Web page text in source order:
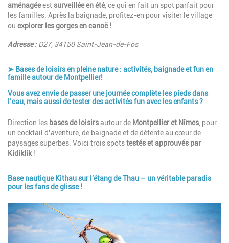
aménagéeestsurveillée en été, ce qui en fait un spot parfait pour
les familles. Après la baignade, profitez-en pour visiter le village
ou explorer les gorges en canoë !
Adresse :D27, 34150 Saint-Jean-de-Fos
➤ Bases de loisirs en pleine nature : activités, baignade et fun en
famille autour de Montpellier!
Vous avez envie de passer une journée complète les pieds dans
l’eau, mais aussi de tester des activités fun avec les enfants ?
Description
Direction les bases de loisirsautour de Montpellier et Nîmes , pour
un cocktail d’aventure, de baignade et de détente au cœur de
paysages superbes. Voici trois spotstestés et approuvés par
Kidiklik!
Base nautique Kithau sur l'étang de Thau – un véritable paradis
pour les fans de glisse !
Image